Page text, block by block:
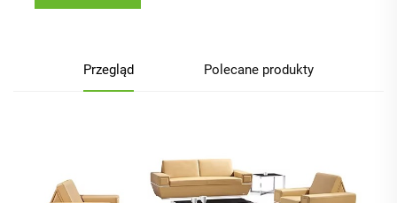
Przegląd Polecane produkty